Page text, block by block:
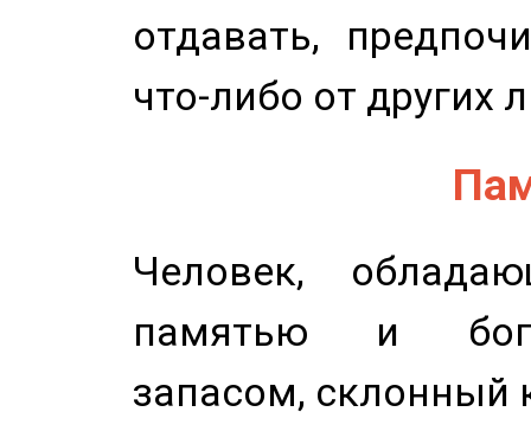
отдавать,
что-либо от других
Человек,
памятью и
запасом, склонный